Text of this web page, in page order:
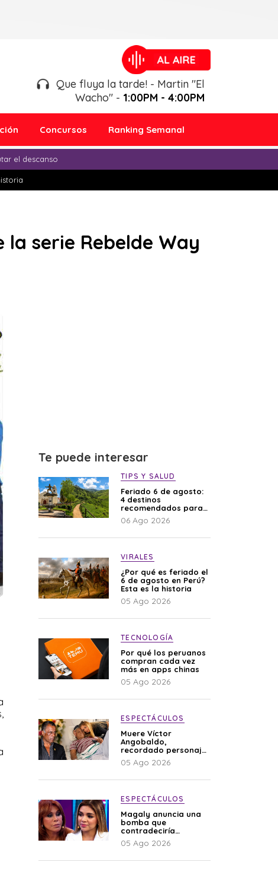
Que fluya la tarde! - Martin "El
Wacho" - 1:00PM - 4:00PM
Concursos Ranking Semanal
el descanso
la serie Rebelde Way
Te puede interesar
TIPS Y SALUD
Feriado 6 de agosto:
4 destinos
recomendados para
disfrutar el descanso
06 Ago 2026
VIRALES
¿Por qué es feriado el
6 de agosto en Perú?
Esta es la historia
05 Ago 2026
TECNOLOGÍA
Por qué los peruanos
compran cada vez
más en apps chinas
05 Ago 2026
ESPECTÁCULOS
Muere Víctor
Angobaldo,
recordado personaje
de la farándula y
expareja de Shirley
05 Ago 2026
ESPECTÁCULOS
Magaly anuncia una
bomba que
contradeciría
comunicado de La
Bella Luz: “Hay un
05 Ago 2026